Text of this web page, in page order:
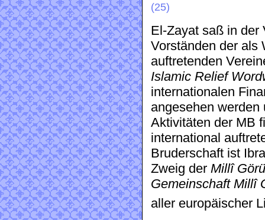
(25)
El-Zayat saß in der
Vorständen der als
auftretenden
Islamic Relief
internationalen
angesehen
Aktivitäten der MB
international
Bruderschaft ist
Zweig der Millî
Gemeinschaft Millî
aller europäischer